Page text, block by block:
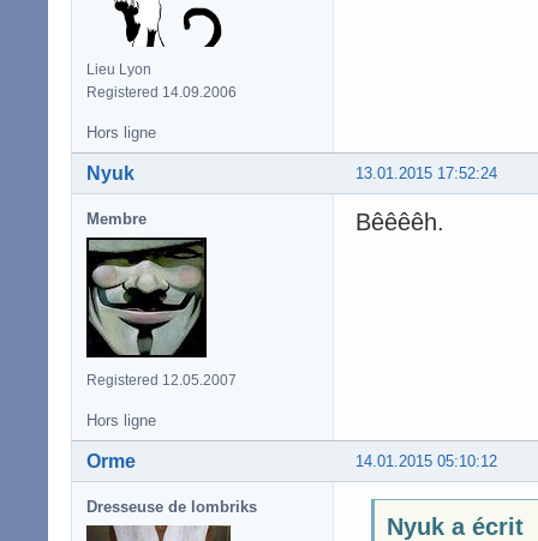
Lieu Lyon
Registered 14.09.2006
Hors ligne
13.01.2015 17:52:24
Nyuk
Membre
Registered 12.05.2007
Bêêêêh.
Hors ligne
14.01.2015 05:10:12
Orme
Dresseuse de lombriks
Nyuk a écrit